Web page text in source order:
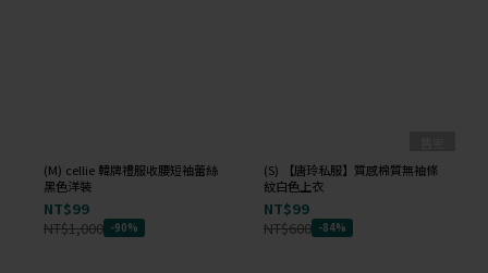
(M) cellie 韓牌禮服收腰短袖蕾絲
黑色洋裝
NT$99
NT$1,000 -90%
(S) 【唐玲私服】質感棉質無袖條
紋白色上衣
NT$99
NT$600 -84%